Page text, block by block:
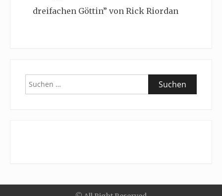
dreifachen Göttin” von Rick Riordan
Suchen
nach: